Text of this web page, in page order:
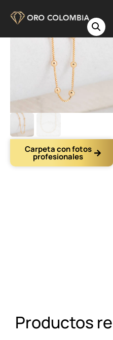
Carpeta con fotos
profesionales
Productos